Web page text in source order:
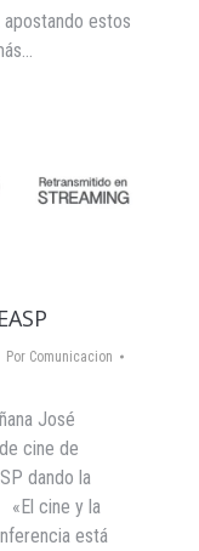
estos
Por Comunicacion
José
cine de
dando la
y la
está